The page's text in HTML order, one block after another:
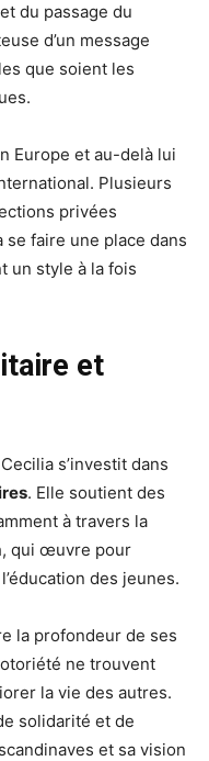
du passage du
d’un message
que soient les
Europe et au-delà lui
Plusieurs
privées
faire une place dans
un style à la fois
et
s’investit dans
. Elle soutient des
à travers la
qui œuvre pour
des jeunes.
la profondeur de ses
ne trouvent
la vie des autres.
solidarité et de
et sa vision